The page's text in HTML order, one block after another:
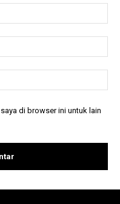
di browser ini untuk lain